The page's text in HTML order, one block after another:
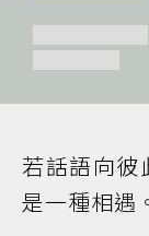
若話語向彼
是一種相遇